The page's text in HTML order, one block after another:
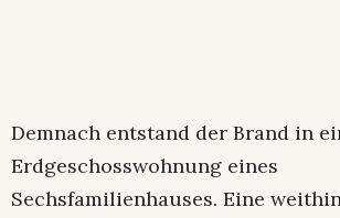
Demnach entstand der Brand in
Erdgeschosswohnung eines
Sechsfamilienhauses. Eine